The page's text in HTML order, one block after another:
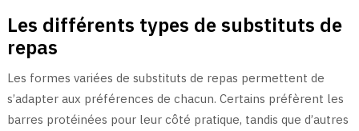
Les différents types de substituts de
repas
Les formes variées de substituts de repas permettent de
s’adapter aux préférences de chacun. Certains préfèrent les
barres protéinées pour leur côté pratique, tandis que d’autres